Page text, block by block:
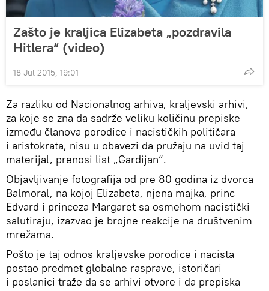
Zašto je kraljica Elizabeta „pozdravila
Hitlera“ (video)
18 Jul 2015, 19:01
Za razliku od Nacionalnog arhiva, kraljevski arhivi,
za koje se zna da sadrže veliku količinu prepiske
između članova porodice i nacističkih političara
i aristokrata, nisu u obavezi da pružaju na uvid taj
materijal, prenosi list „Gardijan“.
Objavljivanje fotografija od pre 80 godina iz dvorca
Balmoral, na kojoj Elizabeta, njena majka, princ
Edvard i princeza Margaret sa osmehom nacistički
salutiraju, izazvao je brojne reakcije na društvenim
mrežama.
Pošto je taj odnos kraljevske porodice i nacista
postao predmet globalne rasprave, istoričari
i poslanici traže da se arhivi otvore i da prepiska